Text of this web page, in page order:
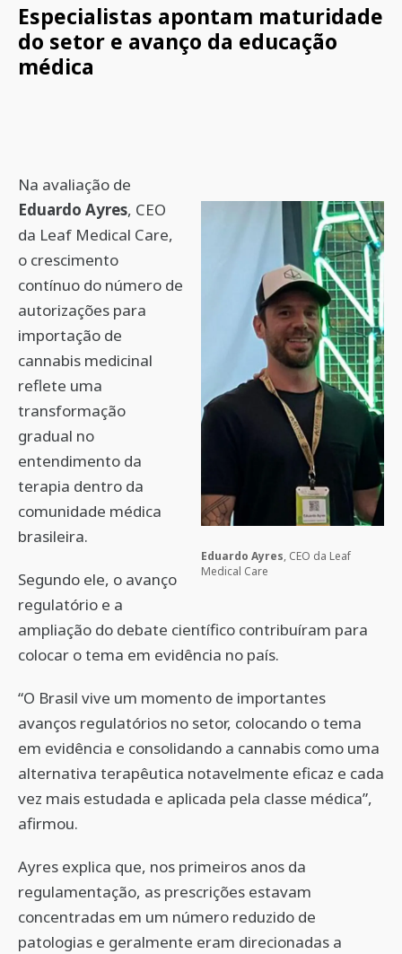
Especialistas apontam maturidade
do setor e avanço da educação
médica
Eduardo Ayres, CEO da Leaf
Medical Care
Na avaliação de
Eduardo Ayres, CEO
da Leaf Medical Care,
o crescimento
contínuo do número de
autorizações para
importação de
cannabis medicinal
reflete uma
transformação
gradual no
entendimento da
terapia dentro da
comunidade médica
brasileira.
Segundo ele, o avanço
regulatório e a
ampliação do debate científico contribuíram para
colocar o tema em evidência no país.
“O Brasil vive um momento de importantes
avanços regulatórios no setor, colocando o tema
em evidência e consolidando a cannabis como uma
alternativa terapêutica notavelmente eficaz e cada
vez mais estudada e aplicada pela classe médica”,
afirmou.
Ayres explica que, nos primeiros anos da
regulamentação, as prescrições estavam
concentradas em um número reduzido de
patologias e geralmente eram direcionadas a